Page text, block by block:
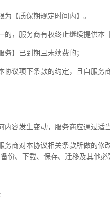
为【质保期规定时间内】。
的，服务商有权终止继续提供本
务】已到期且未续费的；
协议项下条款的约定，且自服务
内容发生变动，服务商应通过适
务商对本协议相关条款所做的
份、下载、保存、迁移及其他